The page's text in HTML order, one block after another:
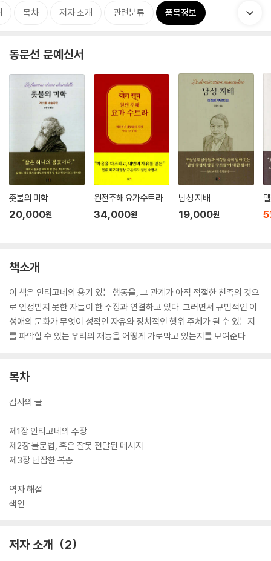
목차 저자 소개 관련분류 품목정보
동문선 문예신서
촛불의 미학
20,000원
원전주해 요가수트라
34,000원
남성 지배
19,000원 5
책소개
이 책은 안티고네의 용기 있는 행동을, 그 관계가 아직 적절한 친족의 것으
로 인정받지 못한 자들이 한 주장과 연결하고 있다. 그러면서 규범적인 이
성애의 문화가 무엇이 성적인 자유와 정치적인 행위 주체가 될 수 있는지
를 파악할 수 있는 우리의 재능을 어떻게 가로막고 있는지를 보여준다.
목차
감사의 글
제1장 안티고네의 주장
제2장 불문법, 혹은 잘못 전달된 메시지
제3장 난잡한 복종
역자 해설
색인
저자 소개 2